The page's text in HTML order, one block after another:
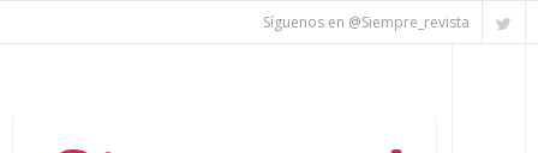
Síguenos en @Siempre_revista